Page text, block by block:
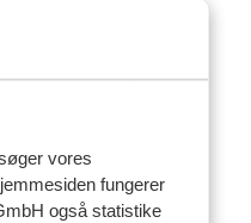
vores
fungerer
også statistike